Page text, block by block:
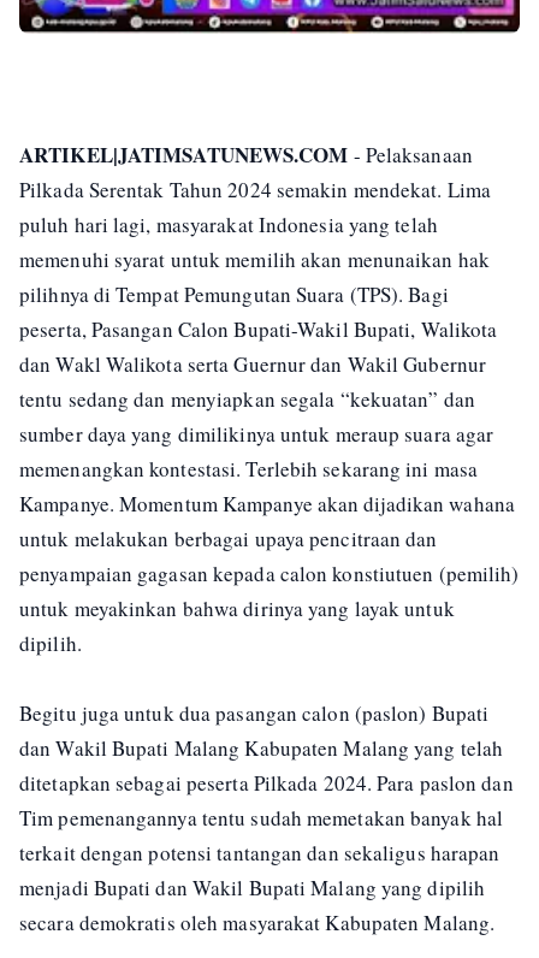
ARTIKEL|JATIMSATUNEWS.COM - Pelaksanaan
Pilkada Serentak Tahun 2024 semakin mendekat. Lima
puluh hari lagi, masyarakat Indonesia yang telah
memenuhi syarat untuk memilih akan menunaikan hak
pilihnya di Tempat Pemungutan Suara (TPS). Bagi
peserta, Pasangan Calon Bupati-Wakil Bupati, Walikota
dan Wakl Walikota serta Guernur dan Wakil Gubernur
tentu sedang dan menyiapkan segala “kekuatan” dan
sumber daya yang dimilikinya untuk meraup suara agar
memenangkan kontestasi. Terlebih sekarang ini masa
Kampanye. Momentum Kampanye akan dijadikan wahana
untuk melakukan berbagai upaya pencitraan dan
penyampaian gagasan kepada calon konstiutuen (pemilih)
untuk meyakinkan bahwa dirinya yang layak untuk
dipilih.
Begitu juga untuk dua pasangan calon (paslon) Bupati
dan Wakil Bupati Malang Kabupaten Malang yang telah
ditetapkan sebagai peserta Pilkada 2024. Para paslon dan
Tim pemenangannya tentu sudah memetakan banyak hal
terkait dengan potensi tantangan dan sekaligus harapan
menjadi Bupati dan Wakil Bupati Malang yang dipilih
secara demokratis oleh masyarakat Kabupaten Malang.